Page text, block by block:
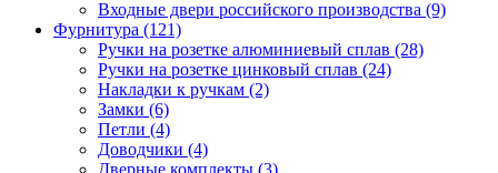
Входные двери российского производства (9)
Фурнитура (121)
Ручки на розетке алюминиевый сплав (28)
Ручки на розетке цинковый сплав (24)
Накладки к ручкам (2)
Замки (6)
Петли (4)
Доводчики (4)
Дверные комплекты (3)